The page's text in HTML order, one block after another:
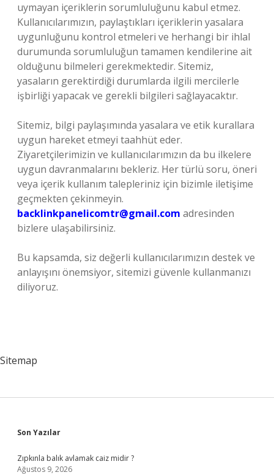
uymayan içeriklerin sorumluluğunu kabul etmez.
Kullanıcılarımızın, paylaştıkları içeriklerin yasalara
uygunluğunu kontrol etmeleri ve herhangi bir ihlal
durumunda sorumluluğun tamamen kendilerine ait
olduğunu bilmeleri gerekmektedir. Sitemiz,
yasaların gerektirdiği durumlarda ilgili mercilerle
işbirliği yapacak ve gerekli bilgileri sağlayacaktır.
Sitemiz, bilgi paylaşımında yasalara ve etik kurallara
uygun hareket etmeyi taahhüt eder.
Ziyaretçilerimizin ve kullanıcılarımızın da bu ilkelere
uygun davranmalarını bekleriz. Her türlü soru, öneri
veya içerik kullanım talepleriniz için bizimle iletişime
geçmekten çekinmeyin.
backlinkpanelicomtr@gmail.com adresinden
bizlere ulaşabilirsiniz.
Bu kapsamda, siz değerli kullanıcılarımızın destek ve
anlayışını önemsiyor, sitemizi güvenle kullanmanızı
diliyoruz.
Sitemap
Sidebar
Son Yazılar
Zıpkınla balık avlamak caiz midir ?
Ağustos 9, 2026